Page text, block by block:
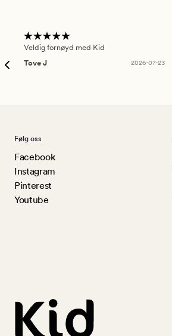
Veldig fornøyd med Kid
Tove J
2026-07-23
Følg oss
Facebook
Instagram
Pinterest
Youtube